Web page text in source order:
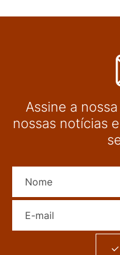
Assine a
nossas notícias